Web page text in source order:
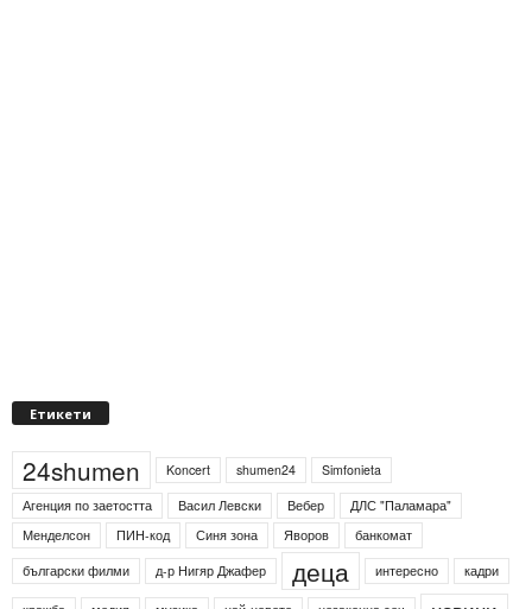
Етикети
24shumen Koncert shumen24
Simfonieta
Агенция по заетостта
Васил Левски Вебер
ДЛС "Паламара"
Менделсон
ПИН-код Синя зона Яворов
банкомат
български филми
д-р Нигяр Джафер деца интересно кадри